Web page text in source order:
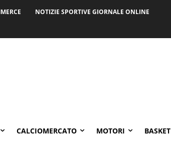
NOTIZIE SPORTIVE GIORNALE ONLINE
CALCIOMERCATO MOTORI BASKET